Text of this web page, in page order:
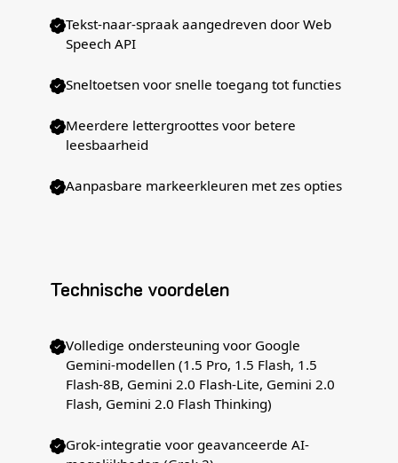
Tekst-naar-spraak aangedreven door Web
Speech API
Sneltoetsen voor snelle toegang tot functies
Meerdere lettergroottes voor betere
leesbaarheid
Aanpasbare markeerkleuren met zes opties
Technische voordelen
Volledige ondersteuning voor Google
Gemini-modellen (1.5 Pro, 1.5 Flash, 1.5
Flash-8B, Gemini 2.0 Flash-Lite, Gemini 2.0
Flash, Gemini 2.0 Flash Thinking)
Grok-integratie voor geavanceerde AI-